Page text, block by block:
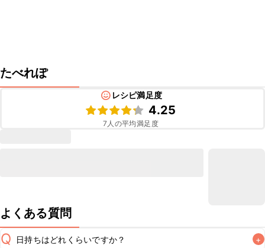
たべれぽ
レシピ満足度
4.25
7 人の平均満足度
よくある質問
Q 日持ちはどれくらいですか？ +